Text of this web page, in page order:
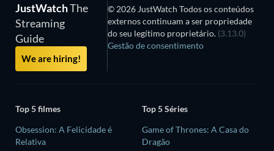
JustWatchThe
Streaming
Guide
We are hiring!
© 2026 JustWatch Todos os conteúdos
externos continuam a ser propriedade
do seu legítimo proprietário. (3.13.0)
Gestão de consentimento
Top 5 filmes
Obsession: A Felicidade é
Relativa
Top 5 Séries
Game of Thrones: A Casa do
Dragão